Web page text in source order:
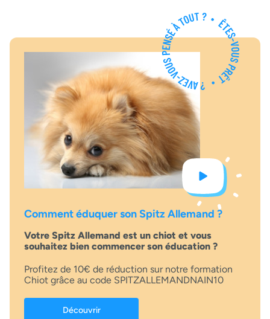
Comment éduquer son Spitz Allemand ?
Votre Spitz Allemand est un chiot et vous
souhaitez bien commencer son éducation ?
Profitez de 10€ de réduction sur notre formation
Chiot grâce au code SPITZALLEMANDNAIN10
Découvrir